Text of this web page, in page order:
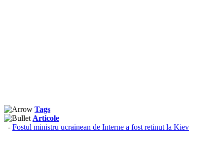
Tags
Articole
- Fostul ministru ucrainean de Interne a fost retinut la Kiev